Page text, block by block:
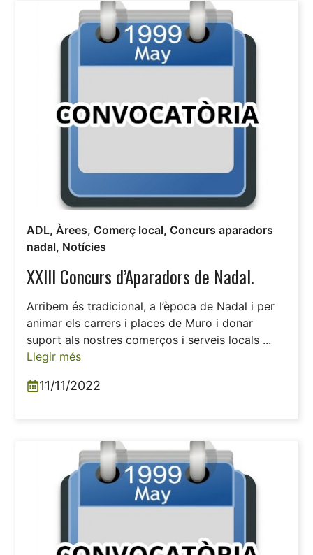
ADL,Àrees, Comerç local, Concurs aparadors
nadal, Notícies
XXIII Concurs d’Aparadors de Nadal.
Arribem és tradicional, a l’època de Nadal i per
animar els carrers i places de Muro i donar
suport als nostres comerços i serveis locals ...
Llegir més
11/11/2022